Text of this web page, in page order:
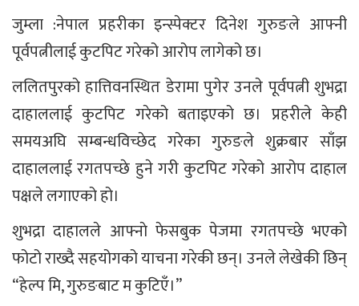
जुम्ला :नेपाल प्रहरीका इन्स्पेक्टर दिनेश गुरुङले आफ्नी
पूर्वपत्नीलाई कुटपिट गरेको आरोप लागेको छ।
ललितपुरको हात्तिवनस्थित डेरामा पुगेर उनले पूर्वपत्नी शुभद्रा
दाहाललाई कुटपिट गरेको बताइएको छ। प्रहरीले केही
समयअघि सम्बन्धविच्छेद गरेका गुरुङले शुक्रबार साँझ
दाहाललाई रगतपच्छे हुने गरी कुटपिट गरेको आरोप दाहाल
पक्षले लगाएको हो।
शुभद्रा दाहालले आफ्नाे फेसबुक पेजमा रगतपच्छे भएको
फोटो राख्दै सहयोगको याचना गरेकी छन्। उनले लेखेकी छिन्
“हेल्प मि, गुरुङबाट म कुटिएँ।”